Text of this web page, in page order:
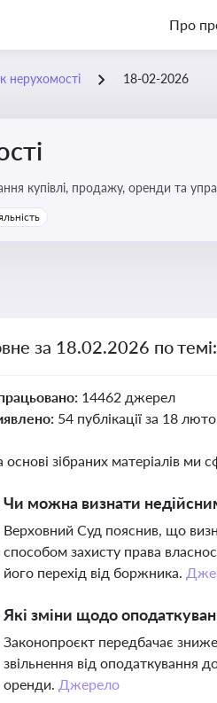
Про
нерухомості 18-02-2026
купівлі, продажу, оренди та
за 18.02.2026 по
14462 джерел
54 публікації за 18
основі зібраних матеріалів ми
Чи можна визнати
Верховний Суд пояснив, що
способом захисту права
його перехід від боржника.
Які зміни щодо
Законопроєкт передбачає
звільнення від оподаткування
оренди. Джерело